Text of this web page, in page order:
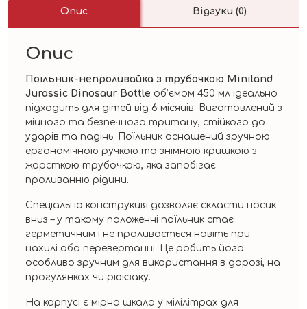
Опис Відгуки (0)
Опис
Поїльник-непроливайка з трубочкою Miniland
Jurassic Dinosaur Bottle об’ємом 450 мл ідеально
підходить для дітей від 6 місяців. Виготовлений з
міцного та безпечного тритану, стійкого до
ударів та падінь. Поїльник оснащений зручною
ергономічною ручкою та знімною кришкою з
жорсткою трубочкою, яка запобігає
проливанню рідини.
Спеціальна конструкція дозволяє скласти носик
вниз – у такому положенні поїльник стає
герметичним і не проливається навіть при
нахилі або перевертанні. Це робить його
особливо зручним для використання в дорозі, на
прогулянках чи рюкзаку.
На корпусі є мірна шкала у мілілітрах для